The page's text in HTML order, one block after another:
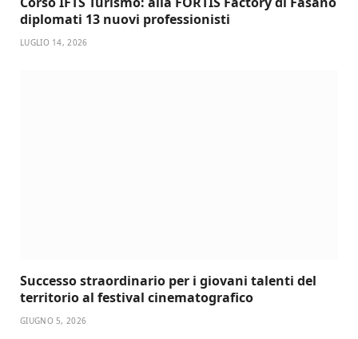
diplomati 13 nuovi professionisti
LUGLIO 14, 2026
Successo straordinario per i giovani talenti del
territorio al festival cinematografico
GIUGNO 5, 2026